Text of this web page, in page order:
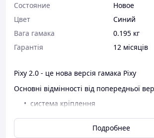
Состояние
Новое
Цвет
Синий
Вага гамака
0.195 кг
Гарантія
12 місяців
Pixy 2.0 - це нова версія гамака Pixy
Основні відмінності від попередньої
система кріплення
має унікальну систему
Подробнее